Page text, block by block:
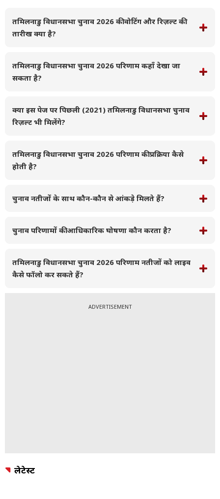
तमिलनाडु विधानसभा चुनाव 2026 की वोटिंग और रिज़ल्ट की
तारीख क्या है?
तमिलनाडु विधानसभा चुनाव 2026 परिणाम कहाँ देखा जा
सकता है?
क्या इस पेज पर पिछली (2021) तमिलनाडु विधानसभा चुनाव
रिज़ल्ट भी मिलेंगे?
तमिलनाडु विधानसभा चुनाव 2026 परिणाम की प्रक्रिया कैसे
होती है?
चुनाव नतीजों के साथ कौन-कौन से आंकड़े मिलते हैं?
चुनाव परिणामों की आधिकारिक घोषणा कौन करता है?
तमिलनाडु विधानसभा चुनाव 2026 परिणाम नतीजों को लाइव
कैसे फॉलो कर सकते हैं?
ADVERTISEMENT
लेटेस्ट